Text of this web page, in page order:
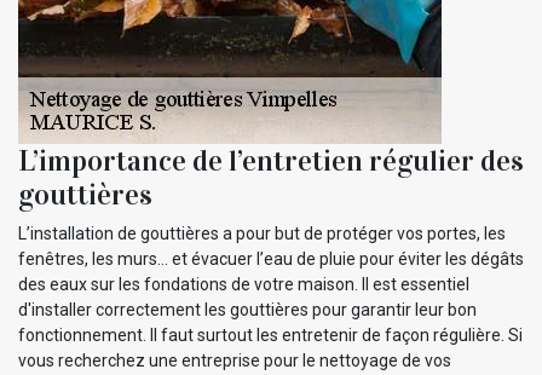
L’importance de l’entretien régulier des
gouttières
L’installation de gouttières a pour but de protéger vos portes, les
fenêtres, les murs… et évacuer l’eau de pluie pour éviter les dégâts
des eaux sur les fondations de votre maison. Il est essentiel
d'installer correctement les gouttières pour garantir leur bon
fonctionnement. Il faut surtout les entretenir de façon régulière. Si
vous recherchez une entreprise pour le nettoyage de vos